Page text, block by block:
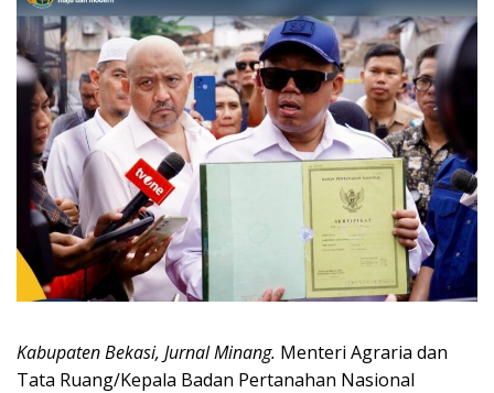
Kabupaten Bekasi, Jurnal Minang. Menteri Agraria dan
Tata Ruang/Kepala Badan Pertanahan Nasional